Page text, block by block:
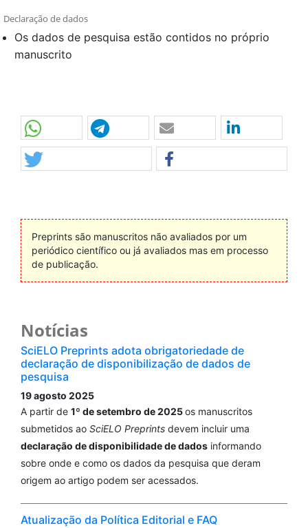
Declaração de dados
Os dados de pesquisa estão contidos no próprio
manuscrito
Preprints são manuscritos não avaliados por um
periódico científico ou já avaliados mas em processo
de publicação.
Notícias
SciELO Preprints adota obrigatoriedade de
declaração de disponibilização de dados de
pesquisa
19 agosto 2025
A partir de 1º de setembro de 2025os manuscritos
submetidos ao SciELO Preprints devem incluir uma
declaração de disponibilidade de dados informando
sobre onde e como os dados da pesquisa que deram
origem ao artigo podem ser acessados.
Atualização da Política Editorial e FAQ